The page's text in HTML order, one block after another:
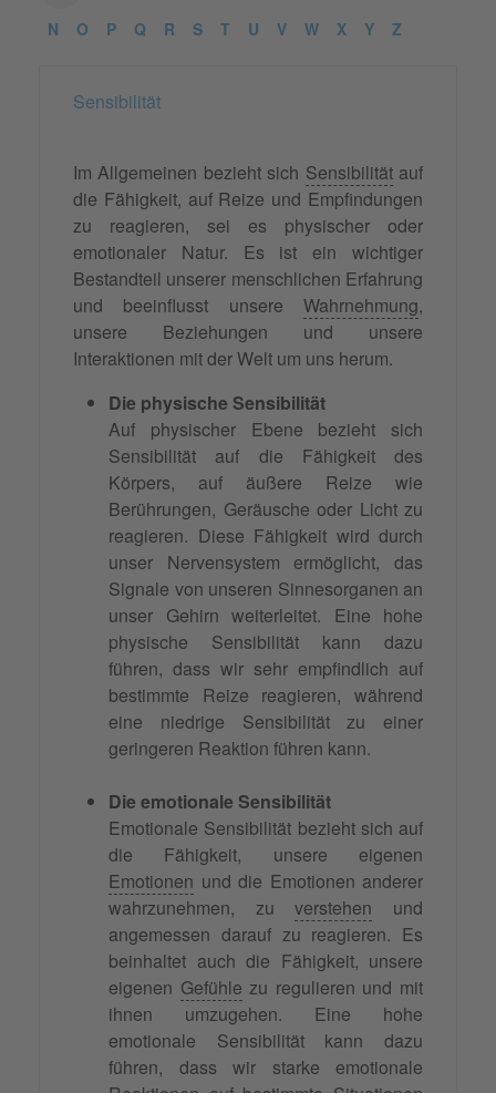
N
O P Q R S T U V W X Y Z
Sensibilität
Im Allgemeinen bezieht sich Sensibilitätauf
die Fähigkeit, auf Reize und Empfindungen
zu reagieren, sei es physischer oder
emotionaler Natur. Es ist ein wichtiger
Bestandteil unserer menschlichen Erfahrung
und beeinflusst unsere Wahrnehmung,
unsere Beziehungen und unsere
Interaktionen mit der Welt um uns herum.
Die physische Sensibilität
Auf physischer Ebene bezieht sich
Sensibilität auf die Fähigkeit des
Körpers, auf äußere Reize wie
Berührungen, Geräusche oder Licht zu
reagieren. Diese Fähigkeit wird durch
unser Nervensystem ermöglicht, das
Signale von unseren Sinnesorganen an
unser Gehirn weiterleitet. Eine hohe
physische Sensibilität kann dazu
führen, dass wir sehr empfindlich auf
bestimmte Reize reagieren, während
eine niedrige Sensibilität zu einer
geringeren Reaktion führen kann.
Die emotionale Sensibilität
Emotionale Sensibilität bezieht sich auf
die Fähigkeit, unsere eigenen
Emotionen und die Emotionen anderer
wahrzunehmen, zuverstehen und
angemessen darauf zu reagieren. Es
beinhaltet auch die Fähigkeit, unsere
eigenen Gefühle zu regulieren und mit
ihnen umzugehen. Eine hohe
emotionale Sensibilität kann dazu
führen, dass wir starke emotionale